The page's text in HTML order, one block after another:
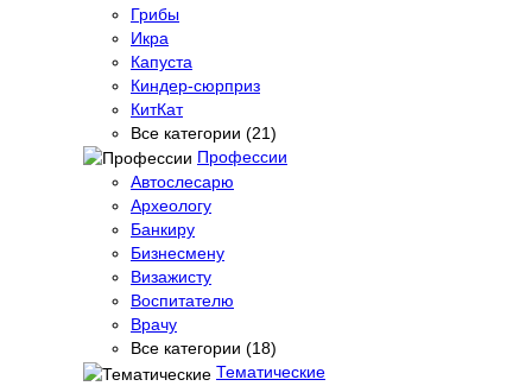
Грибы
Икра
Капуста
Киндер-сюрприз
КитКат
Все категории (21)
Профессии
Автослесарю
Археологу
Банкиру
Бизнесмену
Визажисту
Воспитателю
Врачу
Все категории (18)
Тематические